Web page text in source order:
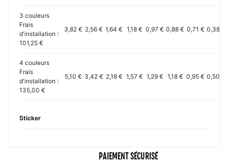
3 couleurs
Frais
d'installation :
101,25 €
3,82 € 2,56 € 1,64 € 1,18 € 0,97 € 0,88 € 0,71 € 0,38 €
4 couleurs
Frais
d'installation :
135,00 €
5,10 € 3,42 € 2,18 € 1,57 € 1,29 € 1,18 € 0,95 € 0,50 €
Sticker
PAIEMENT SÉCURISÉ